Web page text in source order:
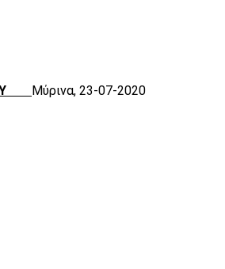
Υ Μύρινα, 23-07-2020